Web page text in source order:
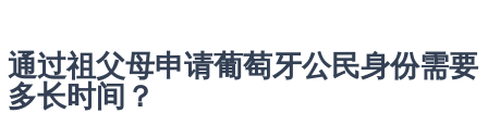
通过祖父母申请葡萄牙公民身份需要
多长时间？